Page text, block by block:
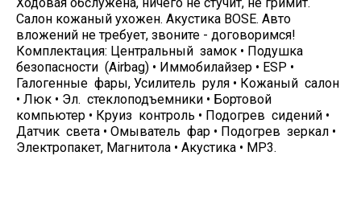
Ходовая обслужена, ничего не стучит, не гримит.
Салон кожаный ухожен. Акустика BOSE. Авто
вложений не требует, звоните - договоримся!
Комплектация: Центральный замок • Подушка
безопасности (Airbag) • Иммобилайзер • ESP •
Галогенные фары, Усилитель руля • Кожаный салон
• Люк • Эл. стеклоподъемники • Бортовой
компьютер • Круиз контроль • Подогрев сидений •
Датчик света • Омыватель фар • Подогрев зеркал •
Электропакет, Магнитола • Акустика • MP3.